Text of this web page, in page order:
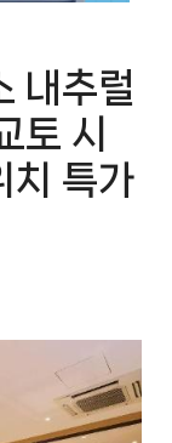
내추럴
토 시
치 특가